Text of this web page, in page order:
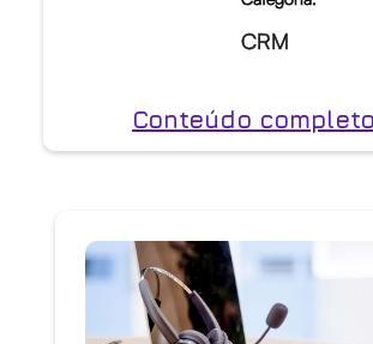
CRM
Conteúdo completo